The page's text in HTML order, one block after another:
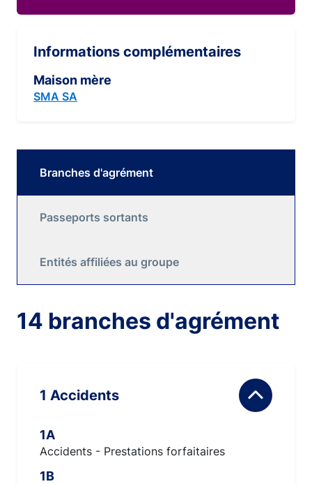
Informations complémentaires
Maison mère
SMA SA
Branches d'agrément
Passeports sortants
Entités affiliées au groupe
14 branches d'agrément
1 Accidents
1A
Accidents - Prestations forfaitaires
1B